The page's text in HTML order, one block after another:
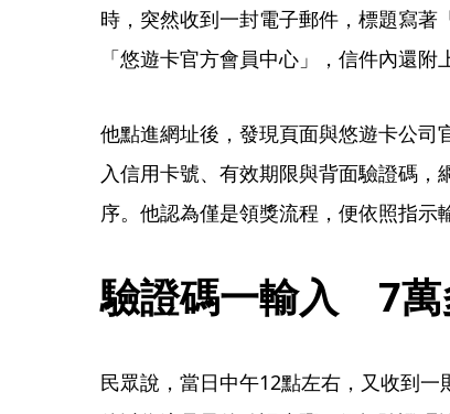
時，突然收到一封電子郵件，標題寫
「悠遊卡官方會員中心」，信件內還附
他點進網址後，發現頁面與悠遊卡公司
入信用卡號、有效期限與背面驗證碼
序。他認為僅是領獎流程，便依照指示
驗證碼一輸入　7
民眾說，當日中午12點左右，又收到